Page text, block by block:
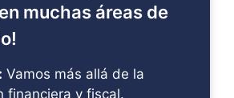
muchas áreas de
Vamos más allá de la
financiera y fiscal.